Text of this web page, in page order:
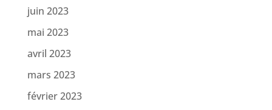
juin 2023
mai 2023
avril 2023
mars 2023
février 2023